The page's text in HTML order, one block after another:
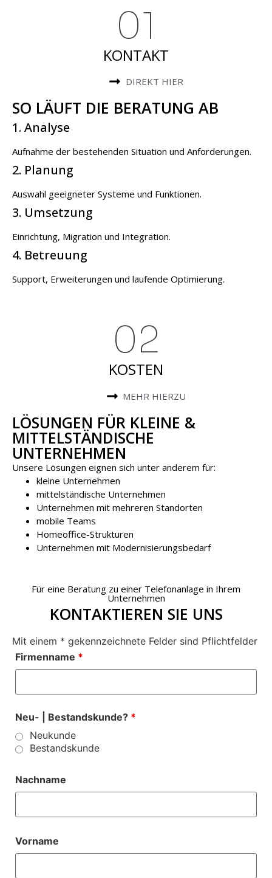
01
KONTAKT
DIREKT HIER
SO LÄUFT DIE BERATUNG AB
1. Analyse
Aufnahme der bestehenden Situation und Anforderungen.
2. Planung
Auswahl geeigneter Systeme und Funktionen.
3. Umsetzung
Einrichtung, Migration und Integration.
4. Betreuung
Support, Erweiterungen und laufende Optimierung.
02
KOSTEN
MEHR HIERZU
LÖSUNGEN FÜR KLEINE &
MITTELSTÄNDISCHE
UNTERNEHMEN
Unsere Lösungen eignen sich unter anderem für:
kleine Unternehmen
mittelständische Unternehmen
Unternehmen mit mehreren Standorten
mobile Teams
Homeoffice-Strukturen
Unternehmen mit Modernisierungsbedarf
Für eine Beratung zu einer Telefonanlage in Ihrem
Unternehmen
KONTAKTIEREN SIE UNS
Mit einem * gekennzeichnete Felder sind Pflichtfelder
Firmenname *
Neu- | Bestandskunde? *
Neukunde
Bestandskunde
Nachname
Vorname